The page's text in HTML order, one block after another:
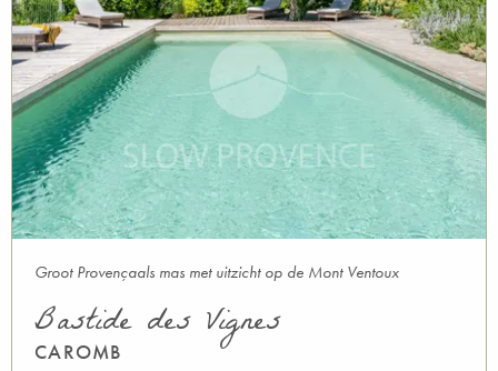
Groot Provençaals mas met uitzicht op de Mont Ventoux
Bastide des Vignes
CAROMB